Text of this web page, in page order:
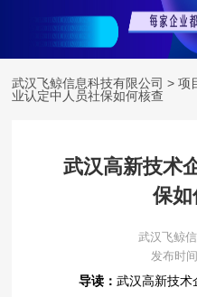
武汉飞鲸信息科技有限公司 >项
业认定中人员社保如何核查
武汉高新技术
保
武汉飞鲸
发布时
导读：武汉高新技术